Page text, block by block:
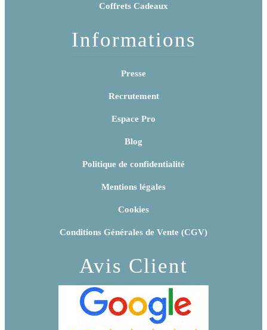
Coffrets Cadeaux
Informations
Presse
Recrutement
Espace Pro
Blog
Politique de confidentialité
Mentions légales
Cookies
Conditions Générales de Vente (CGV)
Avis Client